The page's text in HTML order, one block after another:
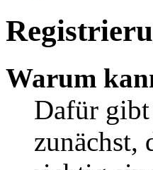
Warum
Dafür gibt
zunächst,